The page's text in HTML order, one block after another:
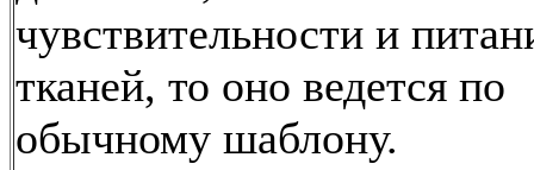
чувствительности и
тканей, то оно ведется по
обычному шаблону.